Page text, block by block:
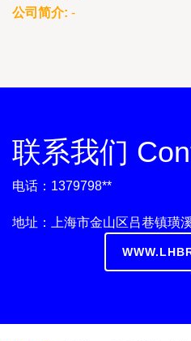
公司简介: -
联系我们
电话：1379798**
地址：上海市金山区吕巷镇璜